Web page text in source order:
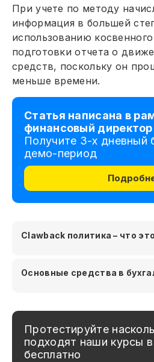
При учете по методу
информация в большей
использованию
подготовки отчета о
средств, поскольку он
меньше времени.
Статья написана в
финансовый директор
Получите 3-х дневный
демо-период
Clawback политика – что
Основные средства в
Протестируйте
подходят наши курсы
бесплатно